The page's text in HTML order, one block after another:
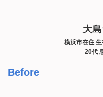
大
横浜市在住
20代
Before